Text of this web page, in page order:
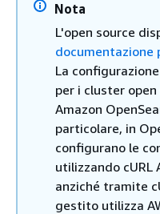
Nota
L'open source
documentazione
La
per i cluster
Amazon
particolare, in
configurano le
utilizzando cURL
anziché tramite
gestito utilizza